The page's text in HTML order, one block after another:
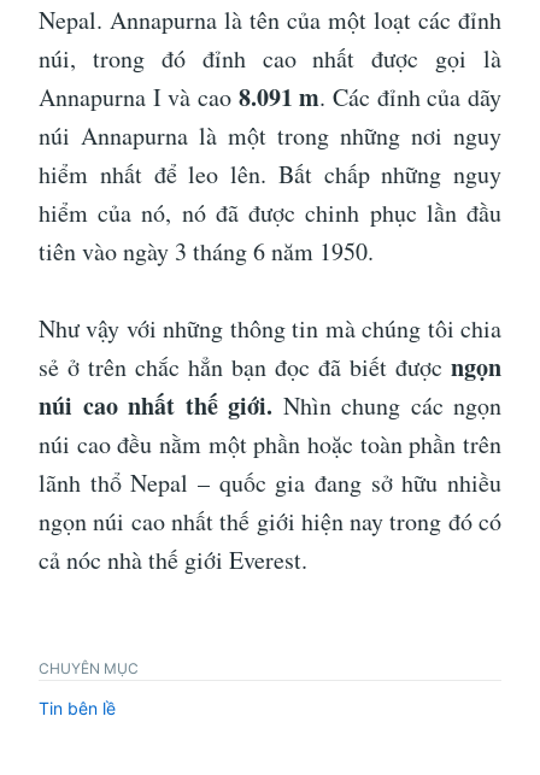
Nepal. Annapurna là tên của một loạt các đỉnh
núi, trong đó đỉnh cao nhất được gọi là
Annapurna I và cao 8.091 m. Các đỉnh của dãy
núi Annapurna là một trong những nơi nguy
hiểm nhất để leo lên. Bất chấp những nguy
hiểm của nó, nó đã được chinh phục lần đầu
tiên vào ngày 3 tháng 6 năm 1950.
Như vậy với những thông tin mà chúng tôi chia
sẻ ở trên chắc hẳn bạn đọc đã biết được ngọn
núi cao nhất thế giới. Nhìn chung các ngọn
núi cao đều nằm một phần hoặc toàn phần trên
lãnh thổ Nepal – quốc gia đang sở hữu nhiều
ngọn núi cao nhất thế giới hiện nay trong đó có
cả nóc nhà thế giới Everest.
CHUYÊN MỤC
Tin bên lề